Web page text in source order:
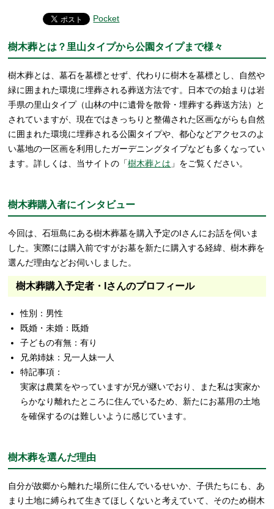
Pocket
樹木葬とは？里山タイプから公園タイプまで様々
樹木葬とは、墓石を墓標とせず、代わりに樹木を墓標とし、自然や
緑に囲まれた環境に埋葬される葬送方法です。日本での始まりは岩
手県の里山タイプ（山林の中に遺骨を散骨・埋葬する葬送方法）と
されていますが、現在ではきっちりと整備された区画ながらも自然
に囲まれた環境に埋葬される公園タイプや、都心などアクセスのよ
い墓地の一区画を利用したガーデニングタイプなども多くなってい
ます。詳しくは、当サイトの「樹木葬とは 」をご覧ください。
樹木葬購入者にインタビュー
今回は、石垣島にある樹木葬墓を購入予定のIさんにお話を伺いま
した。実際には購入前ですがお墓を新たに購入する経緯、樹木葬を
選んだ理由などお伺いしました。
樹木葬購入予定者・Iさんのプロフィール
性別：男性
既婚・未婚：既婚
子どもの有無：有り
兄弟姉妹：兄一人妹一人
特記事項：
実家は農業をやっていますが兄が継いでおり、また私は実家か
らかなり離れたところに住んでいるため、新たにお墓用の土地
を確保するのは難しいように感じています。
樹木葬を選んだ理由
自分が故郷から離れた場所に住んでいるせいか、子供たちにも、あ
まり土地に縛られて生きてほしくないと考えていて、そのため樹木